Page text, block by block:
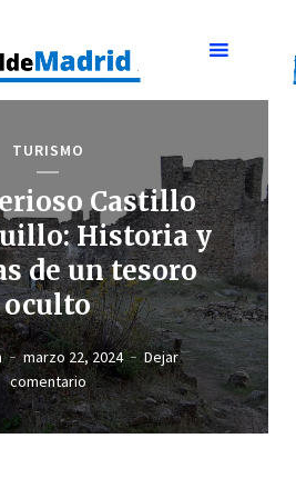
TURISMO
Castillo
Historia y
de un tesoro
oculto
marzo 22, 2024
Dejar
comentario